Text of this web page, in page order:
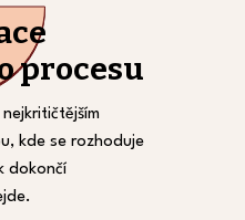
procesu
kde se rozhoduje
dokončí